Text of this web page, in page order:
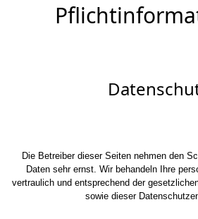
Die Betreiber dieser Seiten nehmen den
Daten sehr ernst. Wir behandeln Ihre
vertraulich und entsprechend der
sowie dieser